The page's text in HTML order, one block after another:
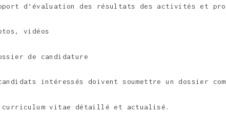
d’évaluation des résultats des activités et
vidéos
de candidature
intéressés doivent soumettre un dossier
curriculum vitae détaillé et actualisé.